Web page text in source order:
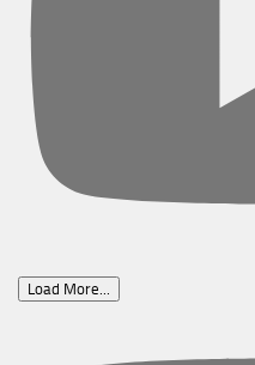
Load More...